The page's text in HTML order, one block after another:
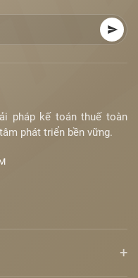
pháp kế toán thuế toàn
phát triển bền vững.
+